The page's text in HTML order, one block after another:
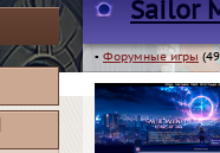
Sailor
▪ Форумные игры